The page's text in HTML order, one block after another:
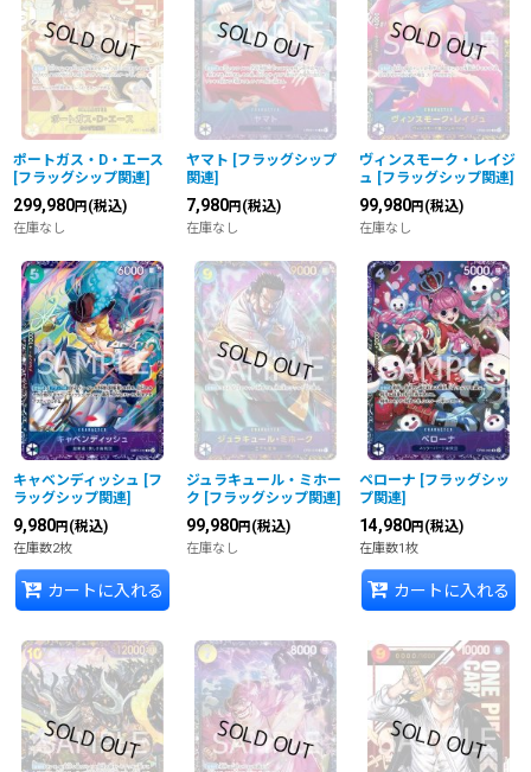
ポートガス・D・エース
[フラッグシップ関連]
299,980円 (税込)
在庫なし
ヤマト [フラッグシップ
関連]
7,980円 (税込)
在庫なし
ヴィンスモーク・レイジ
ュ [フラッグシップ関連]
99,980円 (税込)
在庫なし
キャベンディッシュ [フ
ラッグシップ関連]
9,980円 (税込)
在庫数2枚
カートに入れる
ジュラキュール・ミホー
ク [フラッグシップ関連]
99,980円 (税込)
在庫なし
ペローナ [フラッグシッ
プ関連]
14,980円 (税込)
在庫数1枚
カートに入れる